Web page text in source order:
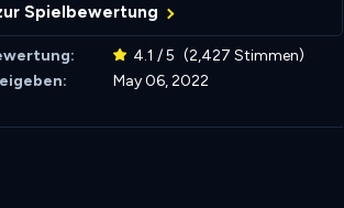
Spielbewertung
4.1 / 5 (2,427 Stimmen)
May 06, 2022